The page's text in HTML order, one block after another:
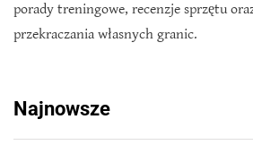
porady treningowe, recenzje sprzętu
przekraczania własnych granic.
Najnowsze